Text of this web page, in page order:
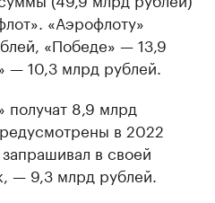
«Аэрофлоту»
«Победе» — 13,9
— 10,3 млрд рублей.
получат 8,9 млрд
в 2022
в своей
— 9,3 млрд рублей.